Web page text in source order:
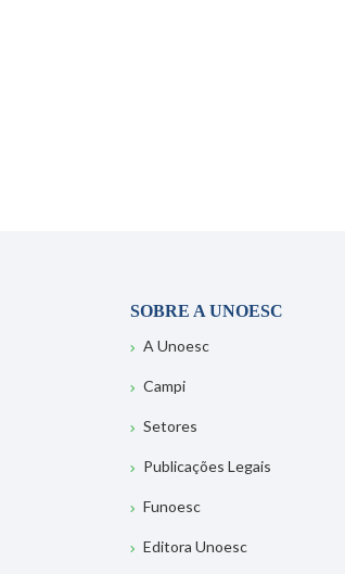
SOBRE A UNOESC
A Unoesc
Campi
Setores
Publicações Legais
Funoesc
Editora Unoesc